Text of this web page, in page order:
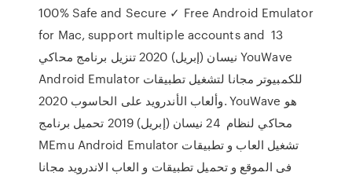
100% Safe and Secure ✓ Free Android Emulator
for Mac, support multiple accounts and 13
نيسان (إبريل) 2020 تنزيل برنامج محاكي YouWave
Android Emulator للكمبيوتر مجانا لتشغيل تطبيقات
وألعاب الأندرويد على الحاسوب 2020. YouWave هو
محاكي لنظام 24 نيسان (إبريل) 2019 تحميل برنامج
MEmu Android Emulator تشغيل العاب و تطبيقات
فى الموقع و تحميل تطبيقات و العاب الاندرويد مجانا